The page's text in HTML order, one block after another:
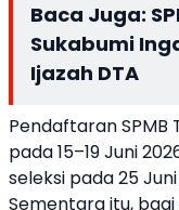
Baca Juga:
Sukabumi
Ijazah DTA
Pendaftaran SPMB
pada 15–19 Juni
seleksi pada 25
Sementara itu,